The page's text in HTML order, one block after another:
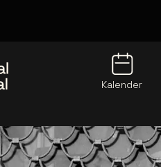
Kalender